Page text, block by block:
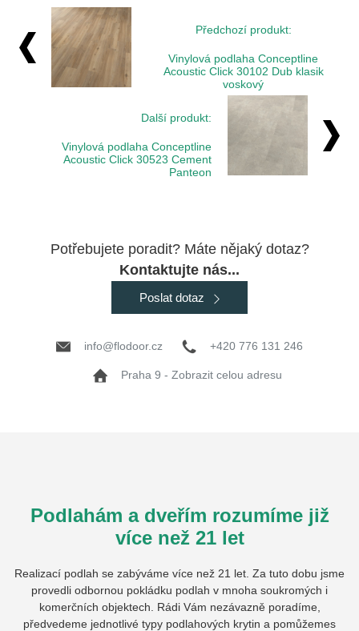
Předchozí produkt:
Vinylová podlaha Conceptline
Acoustic Click 30102 Dub klasik
voskový
Další produkt:
Vinylová podlaha Conceptline
Acoustic Click 30523 Cement
Panteon
Potřebujete poradit? Máte nějaký dotaz?
Kontaktujte nás...
Poslat dotaz
info@flodoor.cz +420 776 131 246
Praha 9 - Zobrazit celou adresu
Podlahám a dveřím rozumíme již
více než 21 let
Realizací podlah se zabýváme více než 21 let. Za tuto dobu jsme
provedli odbornou pokládku podlah v mnoha soukromých i
komerčních objektech. Rádi Vám nezávazně poradíme,
předvedeme jednotlivé typy podlahových krytin a pomůžemes